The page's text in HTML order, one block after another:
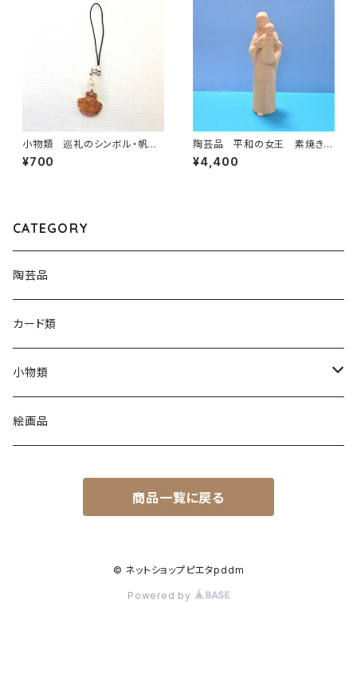
小物類 巡礼のシンボル・帆立
貝の焼き物ストラップ 伊羅保
¥700
陶芸品 平和の女王 素焼き
H26㎝
¥4,400
CATEGORY
陶芸品
カード類
小物類
C製品
絵画品
商品一覧に戻る
© ネットショップピエタpddm
Powered by